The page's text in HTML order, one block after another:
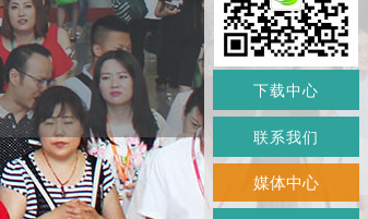
下载中心
联系我们
媒体中心